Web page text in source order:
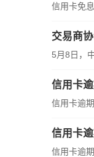
信用卡免
交易商
5月8日，
信用卡
信用卡逾
信用卡
信用卡逾